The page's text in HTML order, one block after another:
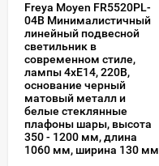
Freya Moyen FR5520PL-
04B Минималистичный
линейный подвесной
светильник в
современном стиле,
лампы 4xE14, 220В,
основание черный
матовый металл и
белые стеклянные
плафоны шары, высота
350 - 1200 мм, длина
1060 мм, ширина 130 мм